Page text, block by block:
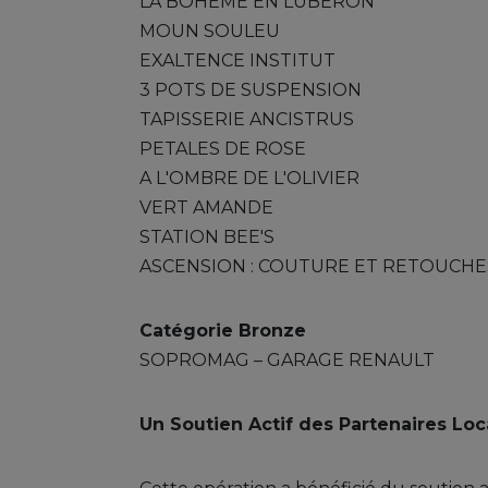
MOUN SOULEU
EXALTENCE INSTITUT
3 POTS DE SUSPENSION
TAPISSERIE ANCISTRUS
PETALES DE ROSE
A L'OMBRE DE L'OLIVIER
VERT AMANDE
STATION BEE'S
ASCENSION : COUTURE ET
Catégorie Bronze
SOPROMAG – GARAGE RENAULT
Un Soutien Actif des Partenaires